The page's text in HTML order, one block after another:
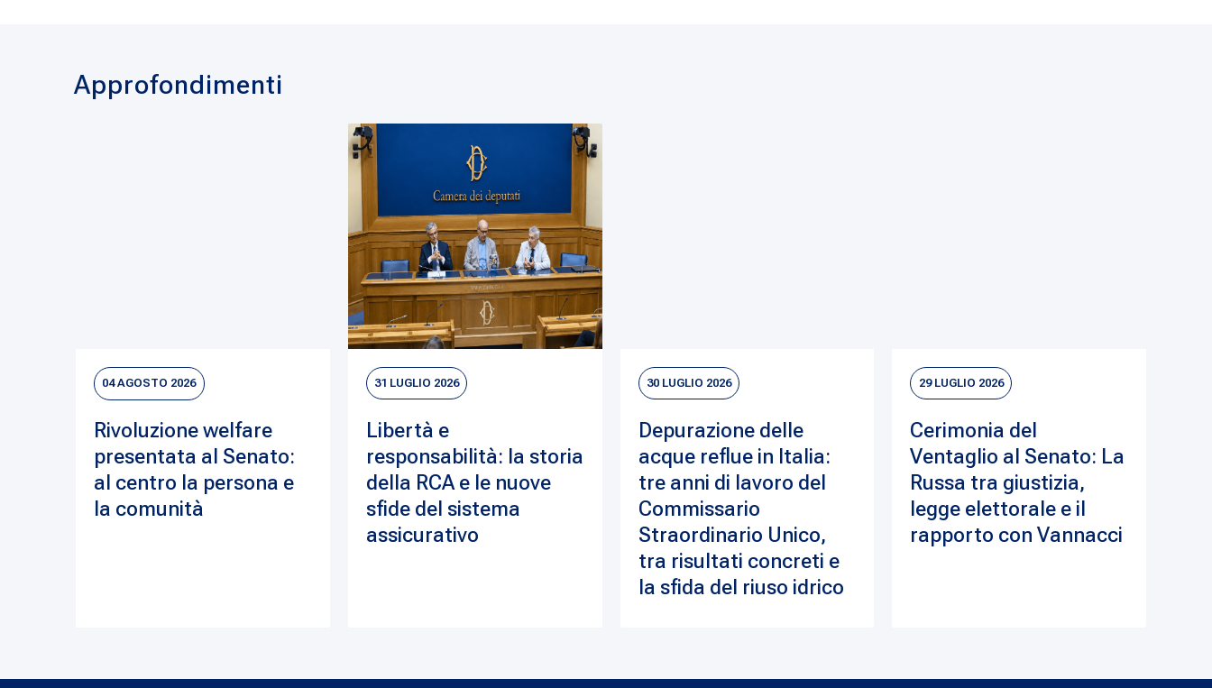
Approfondimenti
04 AGOSTO 2026
Rivoluzione welfare
presentata al Senato:
al centro la persona e
la comunità
31 LUGLIO 2026
Libertà e
responsabilità: la storia
della RCA e le nuove
sfide del sistema
assicurativo
30 LUGLIO 2026
Depurazione delle
acque reflue in Italia:
tre anni di lavoro del
Commissario
Straordinario Unico,
tra risultati concreti e
la sfida del riuso idrico
29 LUGLIO 2026
Cerimonia del
Ventaglio al Senato: La
Russa tra giustizia,
legge elettorale e il
rapporto con Vannacci